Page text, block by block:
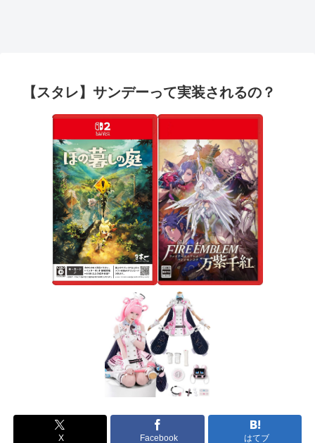
【スタレ】サンデーって実装されるの？
X Facebook はてブ